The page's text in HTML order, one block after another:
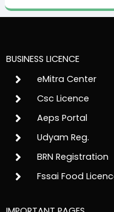
BUSINESS LICENCE
eMitra Center
Csc Licence
Aeps Portal
Udyam Reg.
BRN Registration
Fssai Food